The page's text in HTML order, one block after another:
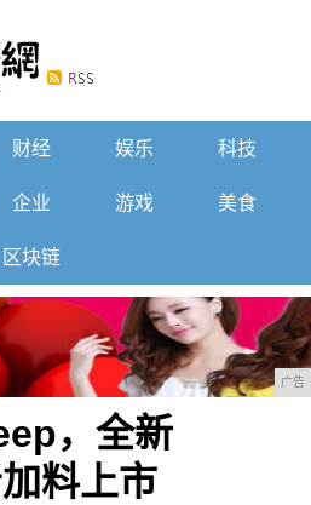
财经 娱乐 科技
企业 游戏 美食
区块链
广告
，全新
料上市